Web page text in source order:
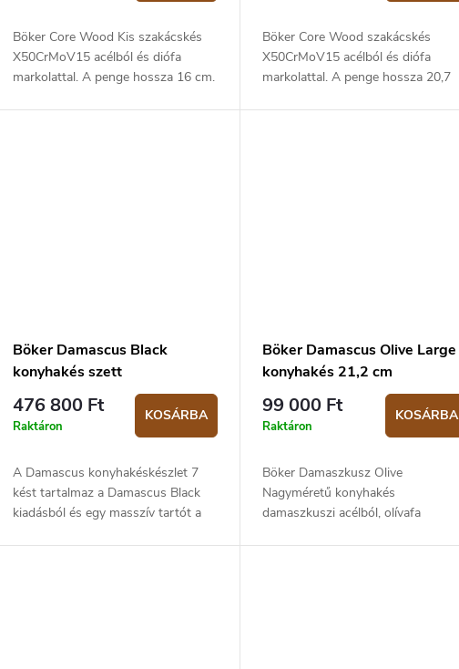
Böker Core Wood Kis szakácskés
X50CrMoV15 acélból és diófa
markolattal. A penge hossza 16 cm.
Böker Core Wood szakácskés
X50CrMoV15 acélból és diófa
markolattal. A penge hossza 20,7
Böker Damascus Black
konyhakés szett
476 800 Ft
Raktáron
KOSÁRBA
A Damascus konyhakéskészlet 7
kést tartalmaz a Damascus Black
kiadásból és egy masszív tartót a
Böker Damascus Olive Large
konyhakés 21,2 cm
99 000 Ft
Raktáron
KOSÁRBA
Böker Damaszkusz Olive
Nagyméretű konyhakés
damaszkuszi acélból, olívafa